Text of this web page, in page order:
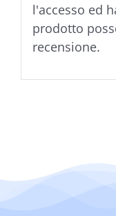
l'accesso ed
prodotto
recensione.